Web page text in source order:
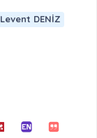
Levent DENİZ